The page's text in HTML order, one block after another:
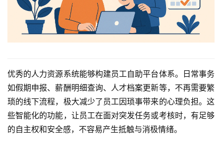
优秀的人力资源系统能够构建员工自助平台体系。日常事务
如假期申报、薪酬明细查询、人才档案更新等，不再需要繁
琐的线下流程，极大减少了员工因琐事带来的心理负担。这
些智能化的功能，让员工在面对突发任务或考核时，有足够
的自主权和安全感，不容易产生抵触与消极情绪。